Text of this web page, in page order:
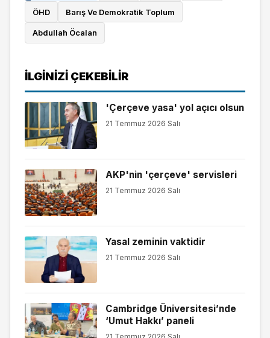
ÖHD Barış Ve Demokratik Toplum
Abdullah Öcalan
İLGINIZI ÇEKEBILIR
'Çerçeve yasa' yol açıcı olsun
21 Temmuz 2026 Salı
AKP'nin 'çerçeve' servisleri
21 Temmuz 2026 Salı
Yasal zeminin vaktidir
21 Temmuz 2026 Salı
Cambridge Üniversitesi’nde
‘Umut Hakkı’ paneli